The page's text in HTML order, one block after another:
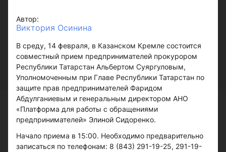
Автор:
Виктория Осинина
В среду, 14 февраля, в Казанском Кремле состоится
совместный прием предпринимателей прокурором
Республики Татарстан Альбертом Суяргуловым,
Уполномоченным при Главе Республики Татарстан по
защите прав предпринимателей Фаридом
Абдулганиевым и генеральным директором АНО
«Платформа для работы с обращениями
предпринимателей» Элиной Сидоренко.
Начало приема в 15:00. Необходимо предварительно
записаться по телефонам: 8 (843) 291-19-25, 291-19-